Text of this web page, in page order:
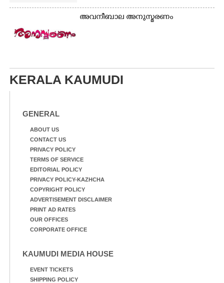
അവനീബാല അനുസ്മരണം
KERALA KAUMUDI
GENERAL
ABOUT US
CONTACT US
PRIVACY POLICY
TERMS OF SERVICE
EDITORIAL POLICY
PRIVACY POLICY-KAZHCHA
COPYRIGHT POLICY
ADVERTISEMENT DISCLAIMER
PRINT AD RATES
OUR OFFICES
CORPORATE OFFICE
KAUMUDI MEDIA HOUSE
EVENT TICKETS
SHIPPING POLICY